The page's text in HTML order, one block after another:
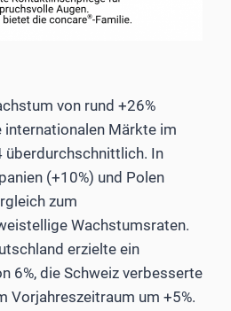
von rund +26%
Märkte im
überdurchschnittlich. In
(+10%) und Polen
zum
Wachstumsraten.
erzielte ein
6%, die Schweiz verbesserte
Vorjahreszeitraum um +5%.